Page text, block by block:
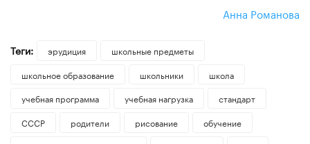
Анна Романова
Теги: эрудиция
школьные предметы
школьное образование
школьники
школа
учебная программа
учебная нагрузка
стандарт
СССР
родители рисование
обучение